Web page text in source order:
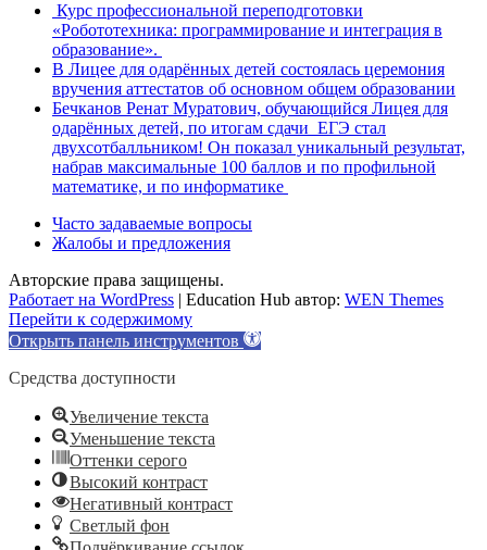
Курс профессиональной переподготовки
«Робототехника: программирование и интеграция в
образование».
В Лицее для одарённых детей состоялась церемония
вручения аттестатов об основном общем образовании
Бечканов Ренат Муратович, обучающийся Лицея для
одарённых детей, по итогам сдачи ЕГЭ стал
двухсотбалльником! Он показал уникальный результат,
набрав максимальные 100 баллов и по профильной
математике, и по информатике
Часто задаваемые вопросы
Жалобы и предложения
Авторские права защищены.
Работает на WordPress
Education Hub автор: WEN Themes
Перейти к содержимому
Открыть панель инструментов
Средства доступности
Увеличение текста
Уменьшение текста
Оттенки серого
Высокий контраст
Негативный контраст
Светлый фон